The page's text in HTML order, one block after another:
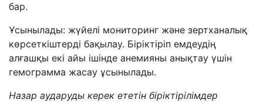
бар.
Ұсынылады: жүйелі мониторинг және зертханалық
көрсеткіштерді бақылау. Біріктіріп емдеудің
алғашқы екі айы ішінде анемияны анықтау үшін
гемограмма жасау ұсынылады.
Назар аударуды керек ететін біріктірілімдер